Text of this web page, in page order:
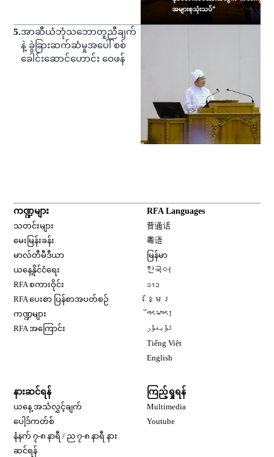
5.အာဆီယံဘုံသဘောတူညီချက်
နဲ့ ခွဲခြားဆက်ဆံမှုအပေါ် စစ်
ခေါင်းဆောင်ဟောင်း ဝေဖန်
ကဏ္ဍများ
သတင်းများ
မေးမြန်းခန်း
မာလ်တီမီဒီယာ
ယနေ့နိုင်ငံရေး
RFA စကားဝိုင်း
RFA ပေးစာ ပြန်စာအပတ်စဉ်
ကဏ္ဍများ
RFA အကြောင်း
RFA Languages
普通话
粤语
မြန်မာ
한국어
ລາວ
ខ្មែរ
བོད་སྐད།
ئۇيغۇر
Tiếng Việt
English
နားဆင်ရန်
ယနေ့ အသံလွှင့်ချက်
ပေါ့ဒ်ကတ်စ်
နံနက် ၇-၈ နာရီ / ည ၇-၈ နာရီ နား
ဆင်ရန်
ကြည့်ရှုရန်
Multimedia
Youtube